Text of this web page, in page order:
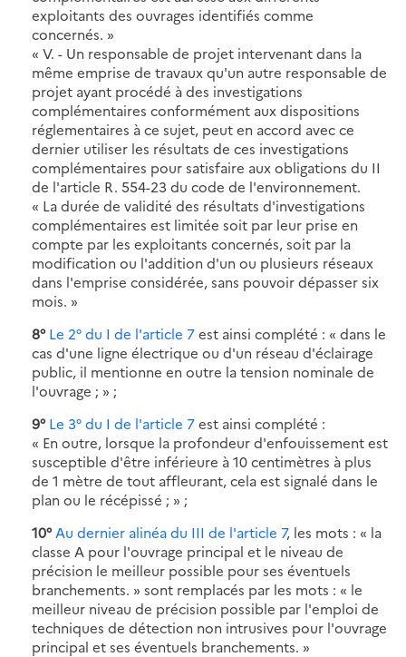
exploitants des ouvrages identifiés comme
concernés. »
« V. - Un responsable de projet intervenant dans la
même emprise de travaux qu'un autre responsable de
projet ayant procédé à des investigations
complémentaires conformément aux dispositions
réglementaires à ce sujet, peut en accord avec ce
dernier utiliser les résultats de ces investigations
complémentaires pour satisfaire aux obligations du II
de l'article R. 554-23 du code de l'environnement.
« La durée de validité des résultats d'investigations
complémentaires est limitée soit par leur prise en
compte par les exploitants concernés, soit par la
modification ou l'addition d'un ou plusieurs réseaux
dans l'emprise considérée, sans pouvoir dépasser six
mois. »
8° Le 2° du I de l'article 7est ainsi complété : « dans le
cas d'une ligne électrique ou d'un réseau d'éclairage
public, il mentionne en outre la tension nominale de
l'ouvrage ; » ;
9°Le 3° du I de l'article 7est ainsi complété :
« En outre, lorsque la profondeur d'enfouissement est
susceptible d'être inférieure à 10 centimètres à plus
de 1 mètre de tout affleurant, cela est signalé dans le
plan ou le récépissé ; » ;
10°Au dernier alinéa du III de l'article 7, les mots : « la
classe A pour l'ouvrage principal et le niveau de
précision le meilleur possible pour ses éventuels
branchements. » sont remplacés par les mots : « le
meilleur niveau de précision possible par l'emploi de
techniques de détection non intrusives pour l'ouvrage
principal et ses éventuels branchements. »